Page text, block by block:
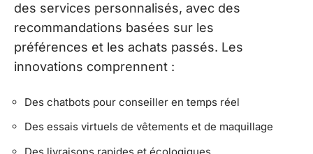
des services personnalisés, avec des
recommandations basées sur les
préférences et les achats passés. Les
innovations comprennent :
Des chatbots pour conseiller en temps réel
Des essais virtuels de vêtements et de maquillage